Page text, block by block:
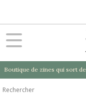
Boutique de zines qui sort